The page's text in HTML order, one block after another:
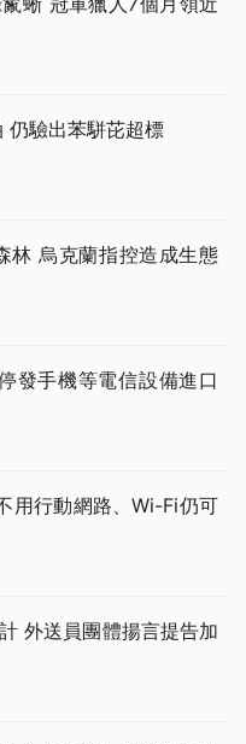
仍驗出苯駢芘超標
林 烏克蘭指控造成生態
發手機等電信設備進口
用行動網路、Wi-Fi仍可
外送員團體揚言提告加